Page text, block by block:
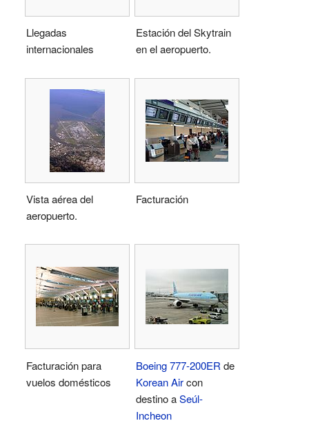
Llegadas
internacionales
Estación del Skytrain
en el aeropuerto.
Vista aérea del
aeropuerto.
Facturación
Facturación para
vuelos domésticos
Boeing 777-200ER de
Korean Aircon
destino aSeúl-
Incheon